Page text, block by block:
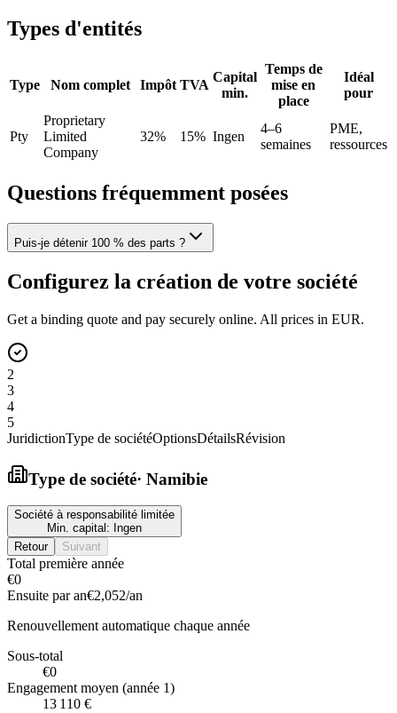
Types d'entités
Type Nom complet Impôt TVA
Capital
min.
Temps de
mise en
place
Idéal
pour
Pty
Proprietary
Limited
Company
32% 15% Ingen
4–6
semaines
PME,
ressources
Questions fréquemment posées
Puis-je détenir 100 % des parts ?
Configurez la création de votre société
Get a binding quote and pay securely online. All prices in EUR.
2
3
4
5
JuridictionType de sociétéOptionsDétailsRévision
Type de société· Namibie
Société à responsabilité limitée
Min. capital: Ingen
Retour
Suivant
Total première année
€0
Ensuite par an€2,052/an
Renouvellement automatique chaque année
Sous-total
€0
Engagement moyen (année 1)
13 110 €